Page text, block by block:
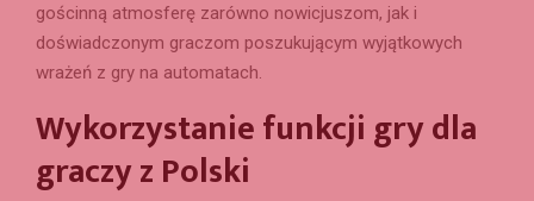
gościnną atmosferę zarówno nowicjuszom, jak i
doświadczonym graczom poszukującym wyjątkowych
wrażeń z gry na automatach.
Wykorzystanie funkcji gry dla
graczy z Polski